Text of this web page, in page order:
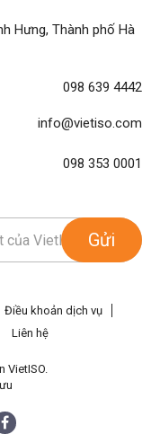
Hưng, Thành phố Hà
098 639 4442
info@vietiso.com
098 353 0001
Gửi
Điều khoản dịch vụ
Liên hệ
VietISO.